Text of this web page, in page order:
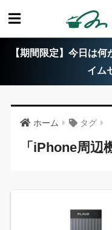
【期間限定】今日は
イム
ホーム タグ
「iPhone周辺